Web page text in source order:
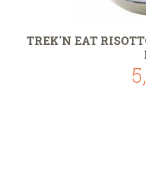
TREK'N EAT